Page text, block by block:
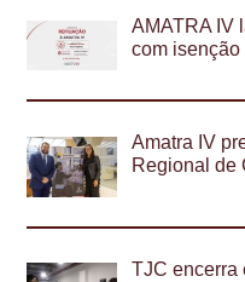
AMATRA IV
com
Amatra IV
Regional de
TJC encerra